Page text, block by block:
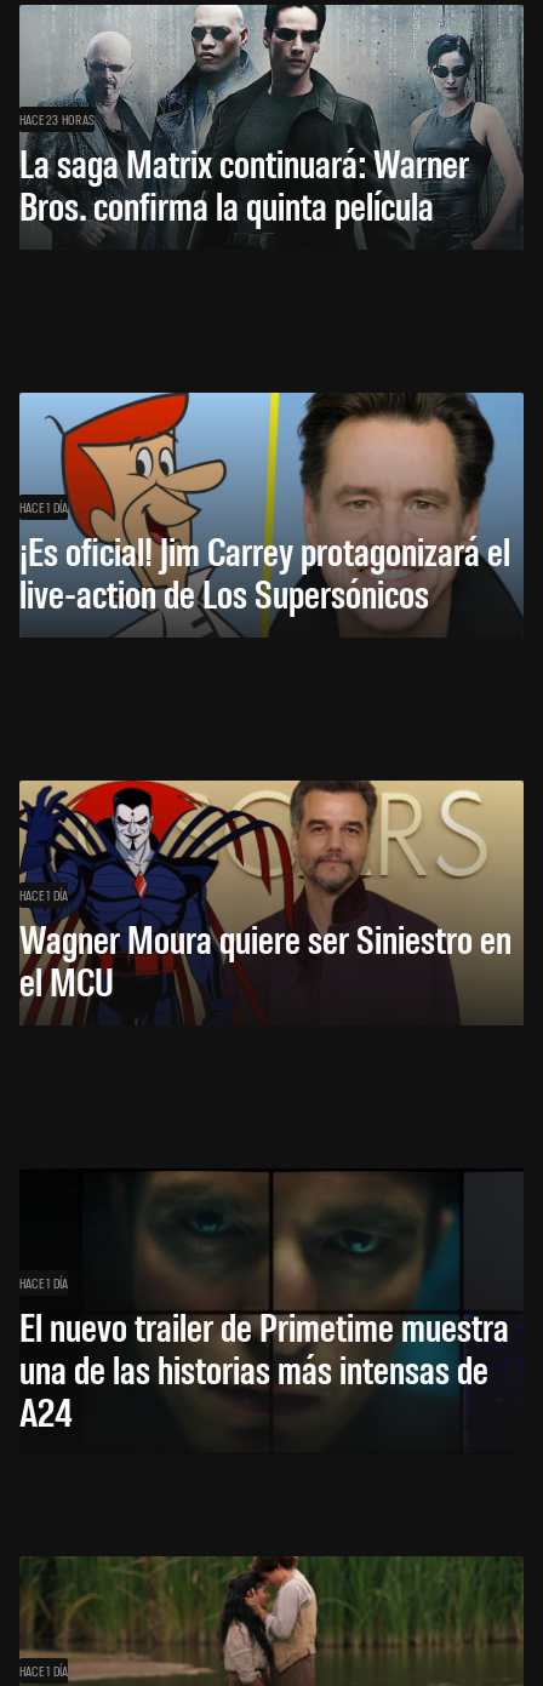
HACE 23 HORAS
La saga Matrix continuará: Warner
Bros. confirma la quinta película
HACE 1 DÍA
¡Es oficial! Jim Carrey protagonizará el
live-action de Los Supersónicos
HACE 1 DÍA
Wagner Moura quiere ser Siniestro en
el MCU
HACE 1 DÍA
El nuevo trailer de Primetime muestra
una de las historias más intensas de
A24
HACE 1 DÍA